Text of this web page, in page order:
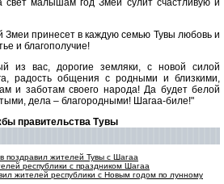
малышам год Змеи сулит счастливую и
Змеи принесет в каждую семью Тувы любовь и
и благополучие!
из вас, дорогие земляки, с новой силой
радость общения с родными и близкими,
и заботам своего народа! Да будет белой
дела – благородными! Шагаа-биле!"
правительства Тувы
поздравил жителей Тувы с Шагаа
республики с праздником Шагаа
жителей республики с Новым годом по лунному